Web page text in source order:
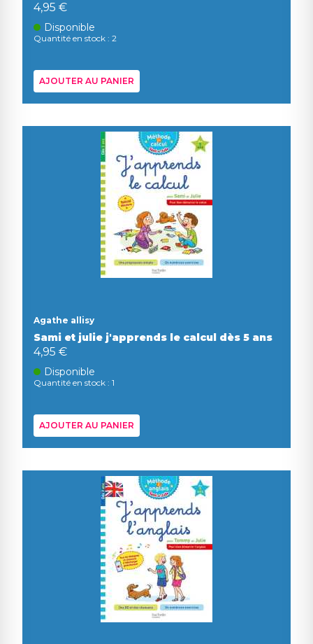
4,95 €
Disponible
Quantité en stock : 2
AJOUTER AU PANIER
Agathe allisy
Sami et julie j'apprends le calcul dès 5 ans
4,95 €
Disponible
Quantité en stock : 1
AJOUTER AU PANIER